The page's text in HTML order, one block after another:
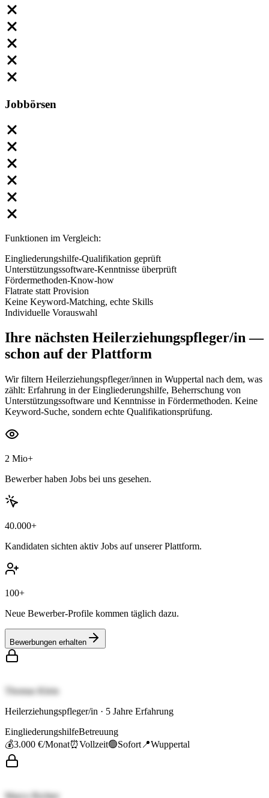
Jobbörsen
Funktionen im Vergleich:
Eingliederungshilfe-Qualifikation geprüft
Unterstützungssoftware-Kenntnisse überprüft
Fördermethoden-Know-how
Flatrate statt Provision
Keine Keyword-Matching, echte Skills
Individuelle Vorauswahl
Ihre nächsten Heilerziehungspfleger/in—
schon auf der Plattform
Wir filtern Heilerziehungspfleger/innen in Wuppertal nach dem, was
zählt: Erfahrung in der Eingliederungshilfe, Beherrschung von
Unterstützungssoftware und Kenntnisse in Fördermethoden. Keine
Keyword-Suche, sondern echte Qualifikationsprüfung.
2 Mio+
Bewerber haben Jobs bei uns gesehen.
40.000+
Kandidaten sichten aktiv Jobs auf unserer Plattform.
100+
Neue Bewerber-Profile kommen täglich dazu.
Bewerbungen erhalten
Thomas Klein
Heilerziehungspfleger/in · 5 Jahre Erfahrung
EingliederungshilfeBetreuung
💰3.000 €/Monat⏰Vollzeit🟢Sofort 📍Wuppertal